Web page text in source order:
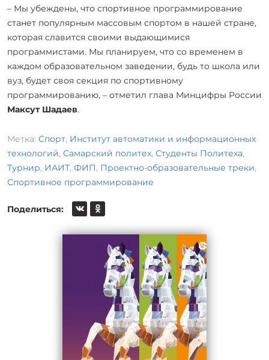
– Мы убеждены, что спортивное программирование
станет популярным массовым спортом в нашей стране,
которая славится своими выдающимися
программистами. Мы планируем, что со временем в
каждом образовательном заведении, будь то школа или
вуз, будет своя секция по спортивному
программированию, – отметил глава Минцифры России
Максут Шадаев.
Метка: Спорт, Институт автоматики и информационных
технологий, Самарский политех, Студенты Политеха,
Турнир, ИАИТ, ФИП, Проектно-образовательные треки,
Спортивное программирование
Поделиться: